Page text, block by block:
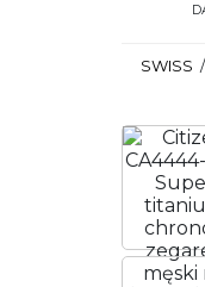
SWISS /